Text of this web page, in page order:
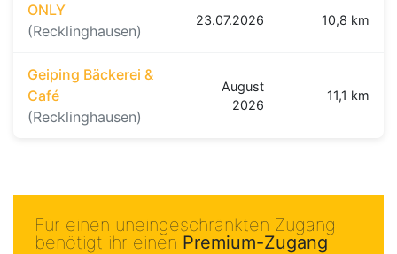
ONLY
(Recklinghausen)
23.07.2026 10,8 km
Geiping Bäckerei &
Café
(Recklinghausen)
August
2026
11,1 km
Für einen uneingeschränkten Zugang
benötigt ihr einen Premium-Zugang